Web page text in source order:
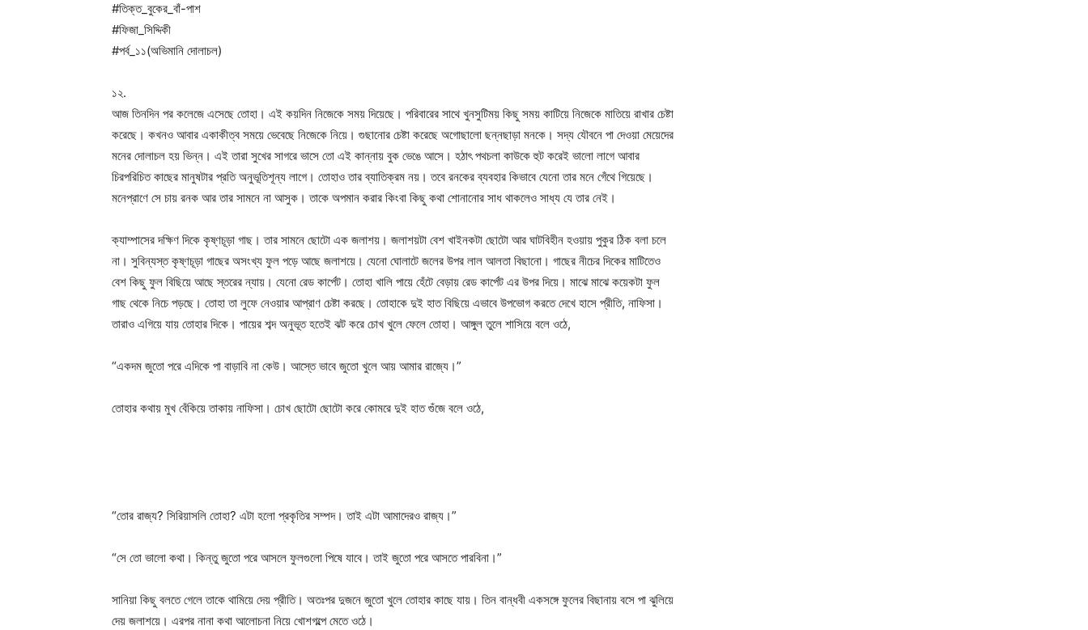
#তিক্ত_বুকের_বাঁ-পাশ
#ফিজা_সিদ্দিকী
#পর্ব_১১(অভিমানি দোলাচল)
১২.
আজ তিনদিন পর কলেজে এসেছে তোহা। এই কয়দিন নিজেকে সময় দিয়েছে। পরিবারের সাথে খুনসুটিময় কিছু সময় কাটিয়ে নিজেকে মাতিয়ে রাখার চেষ্টা
করেছে। কখনও আবার একাকীত্ব সময়ে ভেবেছে নিজেকে নিয়ে। গুছানোর চেষ্টা করেছে অগোছালো ছন্নছাড়া মনকে। সদ্য যৌবনে পা দেওয়া মেয়েদের
মনের দোলাচল হয় ভিন্ন। এই তারা সুখের সাগরে ভাসে তো এই কান্নায় বুক ভেঙে আসে। হঠাৎ পথচলা কাউকে হুট করেই ভালো লাগে আবার
চিরপরিচিত কাছের মানুষটার প্রতি অনুভূতিশূন্য লাগে। তোহাও তার ব্যাতিক্রম নয়। তবে রনকের ব্যবহার কিভাবে যেনো তার মনে গেঁথে গিয়েছে।
মনেপ্রাণে সে চায় রনক আর তার সামনে না আসুক। তাকে অপমান করার কিংবা কিছু কথা শোনানোর সাধ থাকলেও সাধ্য যে তার নেই।
ক্যাম্পাসের দক্ষিণ দিকে কৃষ্ণচূড়া গাছ। তার সামনে ছোটো এক জলাশয়। জলাশয়টা বেশ খাইনকটা ছোটো আর ঘাটবিহীন হওয়ায় পুকুর ঠিক বলা চলে
না। সুবিন্যস্ত কৃষ্ণচূড়া গাছের অসংখ্য ফুল পড়ে আছে জলাশয়ে। যেনো ঘোলাটে জলের উপর লাল আলতা বিছানো। গাছের নীচের দিকের মাটিতেও
বেশ কিছু ফুল বিছিয়ে আছে স্তরের ন্যায়। যেনো রেড কার্পেট। তোহা খালি পায়ে হেঁটে বেড়ায় রেড কার্পেট এর উপর দিয়ে। মাঝে মাঝে কয়েকটা ফুল
গাছ থেকে নিচে পড়ছে। তোহা তা লুফে নেওয়ার আপ্রাণ চেষ্টা করছে। তোহাকে দুই হাত বিছিয়ে এভাবে উপভোগ করতে দেখে হাসে প্রীতি, নাফিসা।
তারাও এগিয়ে যায় তোহার দিকে। পায়ের শব্দ অনুভূত হতেই ঝট করে চোখ খুলে ফেলে তোহা। আঙ্গুল তুলে শাসিয়ে বলে ওঠে,
“একদম জুতো পরে এদিকে পা বাড়াবি না কেউ। আস্তে ভাবে জুতো খুলে আয় আমার রাজ্যে।”
তোহার কথায় মুখ বেঁকিয়ে তাকায় নাফিসা। চোখ ছোটো ছোটো করে কোমরে দুই হাত গুঁজে বলে ওঠে,
“তোর রাজ্য? সিরিয়াসলি তোহা? এটা হলো প্রকৃতির সম্পদ। তাই এটা আমাদেরও রাজ্য।”
“সে তো ভালো কথা। কিন্তু জুতো পরে আসলে ফুলগুলো পিষে যাবে। তাই জুতো পরে আসতে পারবিনা।”
সানিয়া কিছু বলতে গেলে তাকে থামিয়ে দেয় প্রীতি। অতঃপর দুজনে জুতো খুলে তোহার কাছে যায়। তিন বান্ধবী একসঙ্গে ফুলের বিছানায় বসে পা ঝুলিয়ে
দেয় জলাশয়ে। এরপর নানা কথা আলোচনা নিয়ে খোশগল্পে মেতে ওঠে।